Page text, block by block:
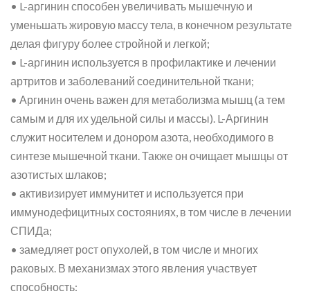
• L-аргинин способен увеличивать мышечную и
уменьшать жировую массу тела, в конечном результате
делая фигуру более стройной и легкой;
• L-аргинин используется в профилактике и лечении
артритов и заболеваний соединительной ткани;
• Аргинин очень важен для метаболизма мышц (а тем
самым и для их удельной силы и массы). L-Аргинин
служит носителем и донором азота, необходимого в
синтезе мышечной ткани. Также он очищает мышцы от
азотистых шлаков;
• активизирует иммунитет и используется при
иммунодефицитных состояниях, в том числе в лечении
СПИДа;
• замедляет рост опухолей, в том числе и многих
раковых. В механизмах этого явления участвует
способность: